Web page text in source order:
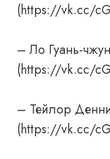
(https://vk.cc/
– Ло Гуань-
(https://vk.cc/
– Тейлор
(https://vk.cc/